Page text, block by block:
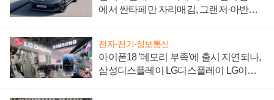
에서 싼타페만 자리매김, 그랜저·아반떼
전자·전기·정보통신
아이폰18 '메모리 부족'에 출시 지연되나,
삼성디스플레이 LG디스플레이 LG이노